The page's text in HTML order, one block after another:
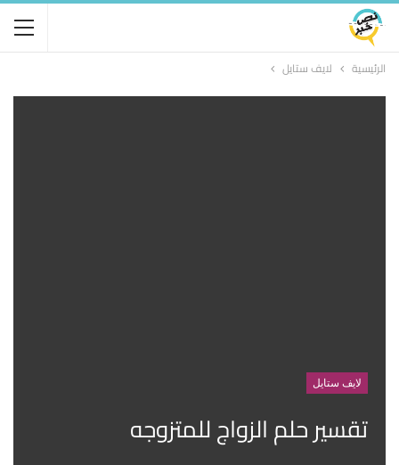
الرئيسية لايف ستايل
لايف ستايل
تقسير حلم الزواج للمتزوجه